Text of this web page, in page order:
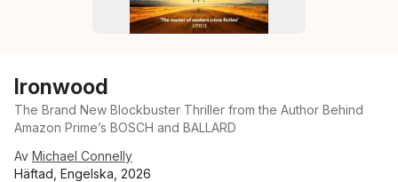
Ironwood
The Brand New Blockbuster Thriller from the Author Behind
Amazon Prime’s BOSCH and BALLARD
Av Michael Connelly
Häftad, Engelska, 2026